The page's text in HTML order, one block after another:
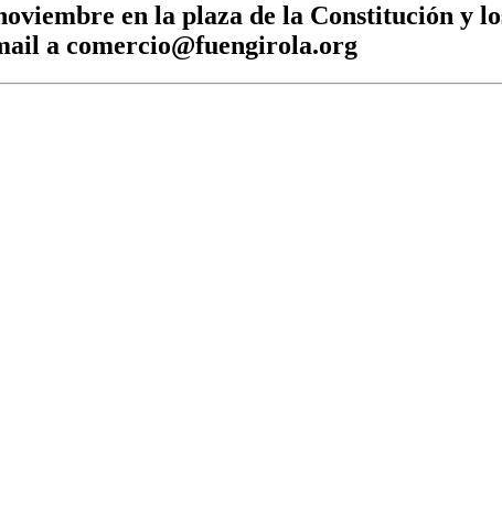
en la plaza de la Constitución y
a comercio@fuengirola.org